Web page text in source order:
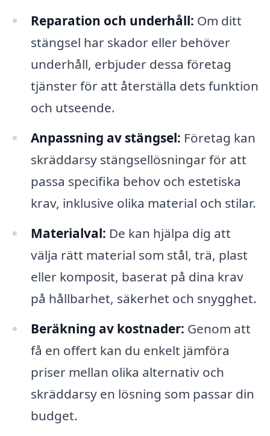
Reparation och underhåll: Om ditt
stängsel har skador eller behöver
underhåll, erbjuder dessa företag
tjänster för att återställa dets funktion
och utseende.
Anpassning av stängsel: Företag kan
skräddarsy stängsellösningar för att
passa specifika behov och estetiska
krav, inklusive olika material och stilar.
Materialval: De kan hjälpa dig att
välja rätt material som stål, trä, plast
eller komposit, baserat på dina krav
på hållbarhet, säkerhet och snygghet.
Beräkning av kostnader: Genom att
få en offert kan du enkelt jämföra
priser mellan olika alternativ och
skräddarsy en lösning som passar din
budget.